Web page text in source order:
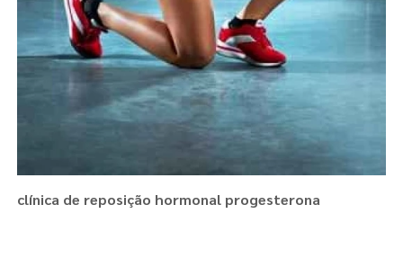
clínica de reposição hormonal progesterona